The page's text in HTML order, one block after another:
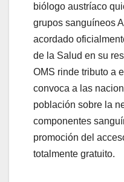
biólogo austríaco
grupos sanguíneos
acordado
de la Salud en su
OMS rinde tributo a
convoca a las
población sobre la
componentes
promoción del
totalmente gratuito.